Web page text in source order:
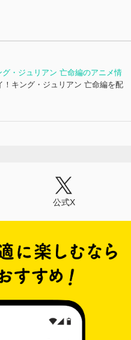
・ジュリアン 亡命編のアニメ情
！キング・ジュリアン 亡命編を配
公式X